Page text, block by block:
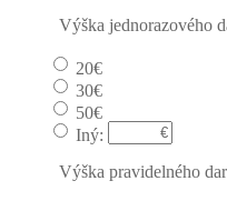
Výška jednorazového
20€
30€
50€
Iný:
Výška pravidelného